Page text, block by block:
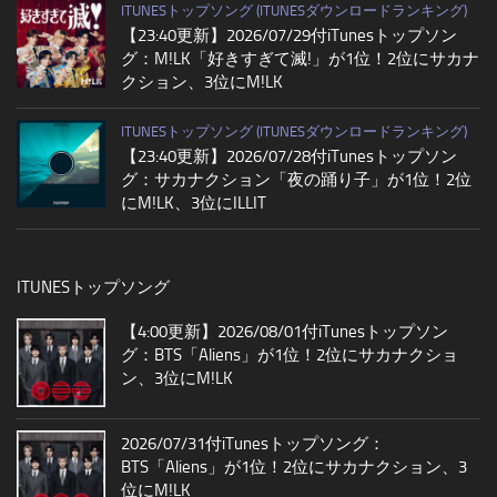
ITUNESトップソング (ITUNESダウンロードランキング)
【23:40更新】2026/07/29付iTunesトップソン
グ：M!LK「好きすぎて滅!」が1位！2位にサカナ
クション、3位にM!LK
ITUNESトップソング (ITUNESダウンロードランキング)
【23:40更新】2026/07/28付iTunesトップソン
グ：サカナクション「夜の踊り子」が1位！2位
にM!LK、3位にILLIT
ITUNESトップソング
【4:00更新】2026/08/01付iTunesトップソン
グ：BTS「Aliens」が1位！2位にサカナクショ
ン、3位にM!LK
2026/07/31付iTunesトップソング：
BTS「Aliens」が1位！2位にサカナクション、3
位にM!LK